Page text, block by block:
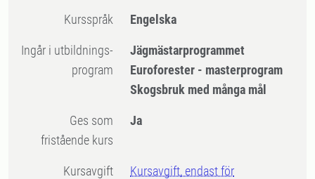
Kursspråk Engelska
Ingår i utbildnings-
program
Jägmästarprogrammet
Euroforester - masterprogram
Skogsbruk med många mål
Ges som
fristående kurs
Ja
Kursavgift
Kursavgift, endast för